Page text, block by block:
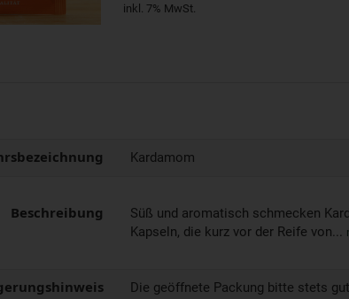
inkl. 7% MwSt.
Kardamom
Beschreibung
Süß und aromatisch schmecken
Kapseln, die kurz vor der Reife von...
Die geöffnete Packung bitte stets